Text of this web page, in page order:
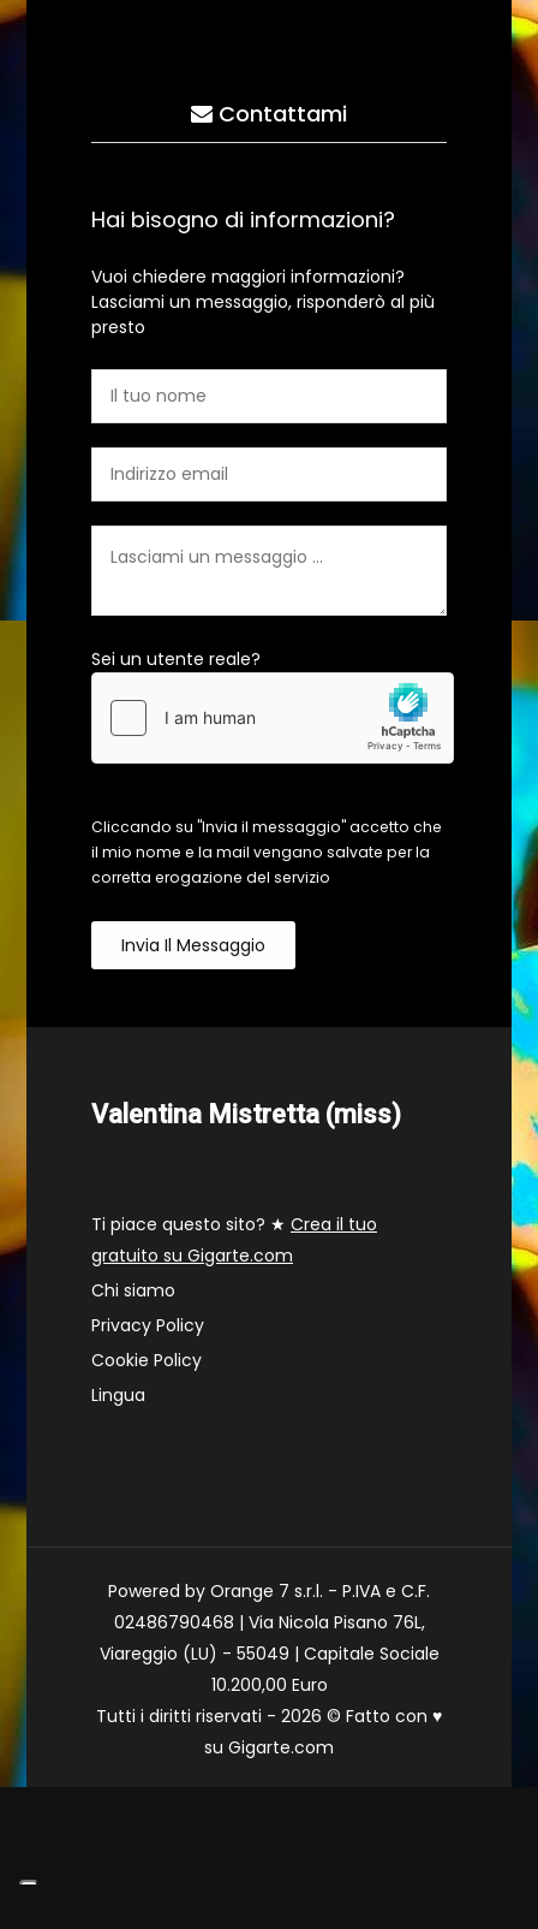
Contattami
Hai bisogno di informazioni?
Vuoi chiedere maggiori informazioni?
Lasciami un messaggio, risponderò al più
presto
Sei un utente reale?
Cliccando su "Invia il messaggio" accetto che
il mio nome e la mail vengano salvate per la
corretta erogazione del servizio
Invia Il Messaggio
Valentina Mistretta (miss)
Ti piace questo sito? ★ Crea il tuo
gratuito su Gigarte.com
Chi siamo
Privacy Policy
Cookie Policy
Lingua
Powered by Orange 7 s.r.l. - P.IVA e C.F.
02486790468 | Via Nicola Pisano 76L,
Viareggio (LU) - 55049 | Capitale Sociale
10.200,00 Euro
Tutti i diritti riservati - 2026 © Fatto con ♥
su Gigarte.com